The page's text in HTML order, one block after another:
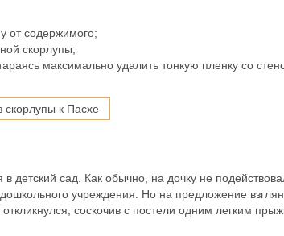
от содержимого;
скорлупы;
максимально удалить тонкую пленку со
детский сад. Как обычно, на дочку не
учреждения. Но на предложение
соскочив с постели одним легким